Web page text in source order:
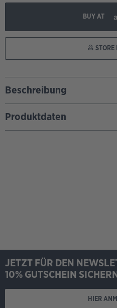
BUY AT
STORE
Beschreibung
Produktdaten
JETZT FÜR DEN
10% GUTSCHEIN
HIER